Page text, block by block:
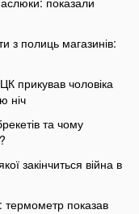
з полиць магазинів:
прикував чоловіка
ніч
та чому
закінчиться війна в
термометр показав